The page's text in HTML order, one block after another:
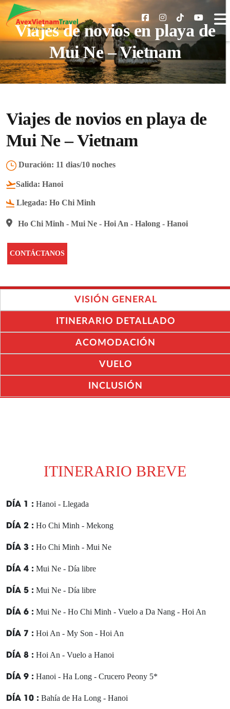
Viajes de novios en playa de
Mui Ne – Vietnam
Viajes de novios en playa de
Mui Ne – Vietnam
Duración: 11 dias/10 noches
Salida: Hanoi
Llegada: Ho Chi Minh
Ho Chi Minh - Mui Ne - Hoi An - Halong - Hanoi
CONTÁCTANOS
VISIÓN GENERAL
ITINERARIO DETALLADO
ACOMODACIÓN
VUELO
INCLUSIÓN
ITINERARIO BREVE
DÍA 1 : Hanoi - Llegada
DÍA 2 : Ho Chi Minh - Mekong
DÍA 3 : Ho Chi Minh - Mui Ne
DÍA 4 : Mui Ne - Día libre
DÍA 5 : Mui Ne - Día libre
DÍA 6 : Mui Ne - Ho Chi Minh - Vuelo a Da Nang - Hoi An
DÍA 7 : Hoi An - My Son - Hoi An
DÍA 8 : Hoi An - Vuelo a Hanoi
DÍA 9 : Hanoi - Ha Long - Crucero Peony 5*
DÍA 10 : Bahía de Ha Long - Hanoi